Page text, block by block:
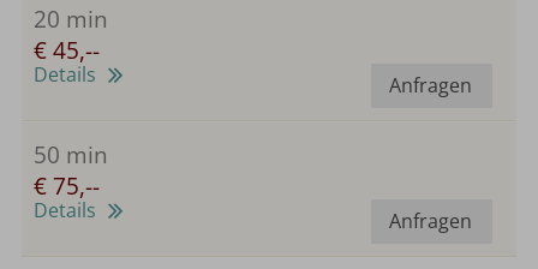
20 min
€ 45,--
Anfragen
Details
50 min
€ 75,--
Anfragen
Details